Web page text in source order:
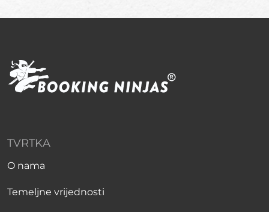
TVRTKA
O nama
Temeljne vrijednosti